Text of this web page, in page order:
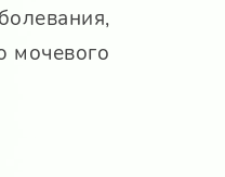
мочевого